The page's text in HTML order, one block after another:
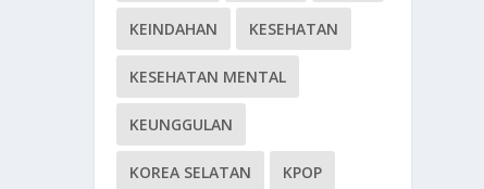
KEINDAHAN KESEHATAN
KESEHATAN MENTAL
KEUNGGULAN
KOREA SELATAN KPOP